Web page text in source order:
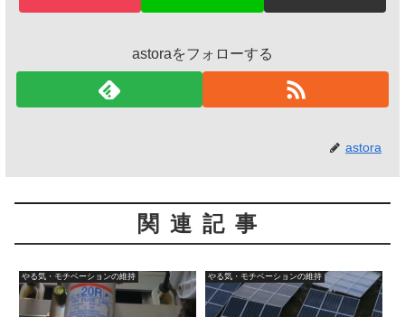
astoraをフォローする
astora
関連記事
やる気・モチベーションの維持 やる気・モチベーションの維持